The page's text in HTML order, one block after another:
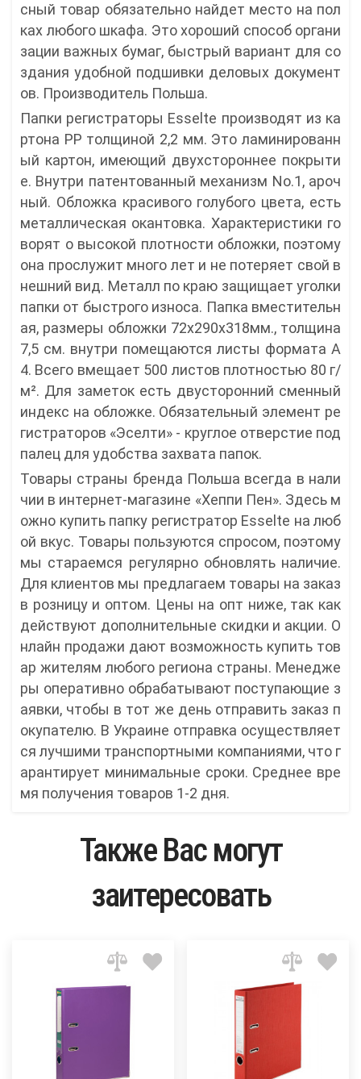
сный товар обязательно найдет место на пол
ках любого шкафа. Это хороший способ органи
зации важных бумаг, быстрый вариант для со
здания удобной подшивки деловых документ
ов. Производитель Польша.
Папки регистраторы Esselte производят из ка
ртона РР толщиной 2,2 мм. Это ламинированн
ый картон, имеющий двухстороннее покрыти
е. Внутри патентованный механизм No.1, ароч
ный. Обложка красивого голубого цвета, есть
металлическая окантовка. Характеристики го
ворят о высокой плотности обложки, поэтому
она прослужит много лет и не потеряет свой в
нешний вид. Металл по краю защищает уголки
папки от быстрого износа. Папка вместительн
ая, размеры обложки 72х290х318мм., толщина
7,5 см. внутри помещаются листы формата А
4. Всего вмещает 500 листов плотностью 80 г/
м². Для заметок есть двусторонний сменный
индекс на обложке. Обязательный элемент ре
гистраторов «Эселти» - круглое отверстие под
палец для удобства захвата папок.
Товары страны бренда Польша всегда в нали
чии в интернет-магазине «Хеппи Пен». Здесь м
ожно купить папку регистратор Esselte на люб
ой вкус. Товары пользуются спросом, поэтому
мы стараемся регулярно обновлять наличие.
Для клиентов мы предлагаем товары на заказ
в розницу и оптом. Цены на опт ниже, так как
действуют дополнительные скидки и акции. О
нлайн продажи дают возможность купить тов
ар жителям любого региона страны. Менедже
ры оперативно обрабатывают поступающие з
аявки, чтобы в тот же день отправить заказ п
окупателю. В Украине отправка осуществляет
ся лучшими транспортными компаниями, что г
арантирует минимальные сроки. Среднее вре
мя получения товаров 1-2 дня.
Также Вас могут
заитересовать